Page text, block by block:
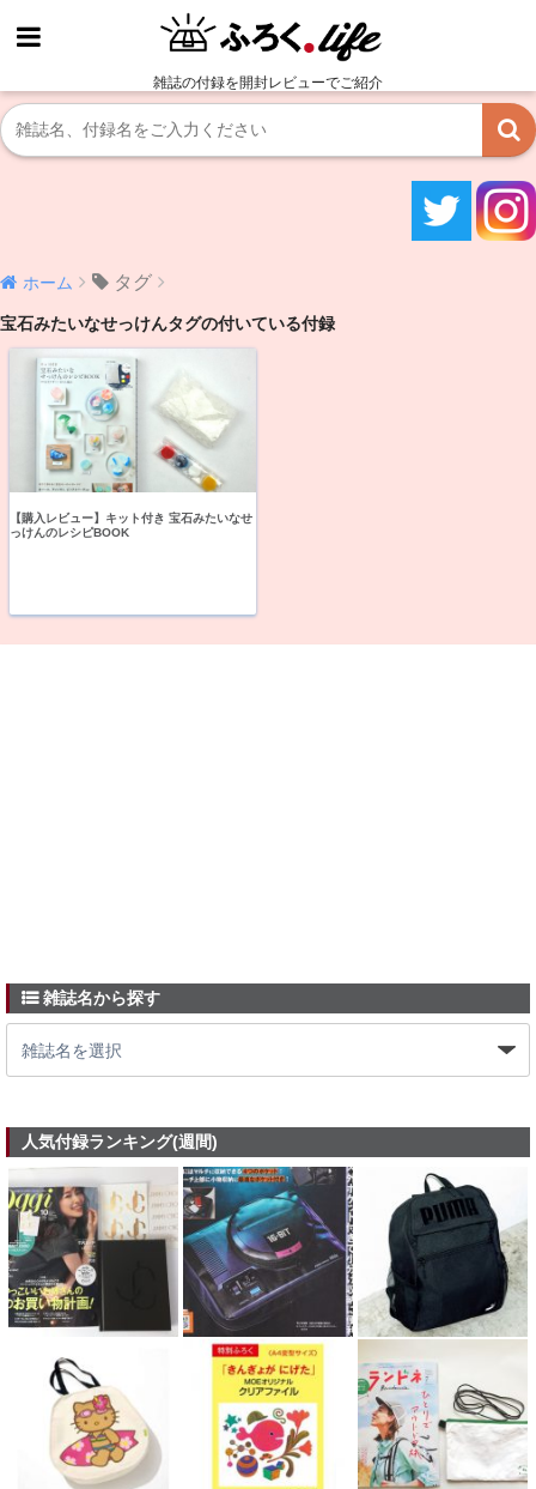
雑誌の付録を開封レビューでご紹介
ホーム タグ
宝石みたいなせっけんタグの付いている付録
【購入レビュー】キット付き 宝石みたいなせ
っけんのレシピBOOK
雑誌名から探す
人気付録ランキング(週間)